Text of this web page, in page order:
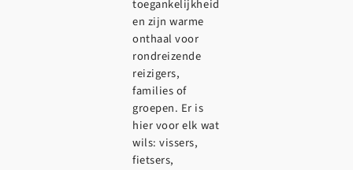
toegankelijkheid
en zijn warme
onthaal voor
rondreizende
reizigers,
families of
groepen. Er is
hier voor elk wat
wils: vissers,
fietsers,